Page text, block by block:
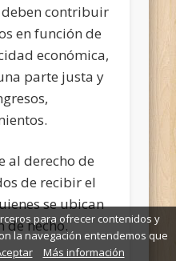
deben contribuir
en función de
económica,
parte justa y
al derecho de
de recibir el
se ubican
de hecho.
para ofrecer contenidos y
la navegación entendemos que
Más información